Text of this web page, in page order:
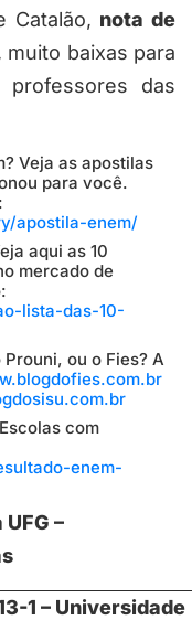
Catalão, nota de
muito baixas para
das
Veja as apostilas
para você.
apostila-enem/
aqui as 10
mercado de
lista-das-10-
ou o Fies? A
com
enem-
–
1 – Universidade